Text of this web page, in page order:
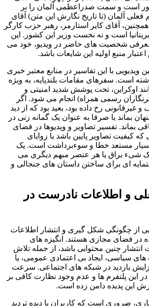
است و سمت صدراعظمی آلمان را بر
آلمان (تا تاریخ نگارش این متن) آقای
آقای کایر استارمر، رهبر حزب کارگر
است و نه نخست وزیر این کشور. این
شخصیت های حاضر در ویدیو، خود می
منبع اولیه این شایعات باشد.
ویدیویی با این تفاسیر در منابع معتبر خبری
است. سفرهای مقامات بلندپایه، به ویژه
اوکراین، تحت پوشش شدید امنیتی و
رسمی همراه) انجام می شود. اگر
غیرقانونی رخ داده بود، بعید بود که از دید
بماند یا صرفا به عنوان یک گمانه زنی در
بماند. تفسیر تصاویر و ویدیوها در فضای
کیفیت تصاویر پایین باشد یا زوایای
بسیار مستعد خطا و سوءبرداشت است. یک
براق یا هر عنصر مبهم دیگری می
ای برای ساختن داستان های جنجالی و
و اطلاعات نادرست در
از چگونگی شکل گیری و انتشار اطلاعات
در فضای مجازی هستند. انگیزه های
چنین محتوایی باشد، از جمله تلاش
سیاسی، ایجاد بی اعتمادی عمومی، یا
بازدید در شبکه های اجتماعی. سرعت
در این پلتفرم ها و عدم وجود نظارت کافی بر
این پدیده دامن زده است.
ضروری است که کاربران با دیده تردید